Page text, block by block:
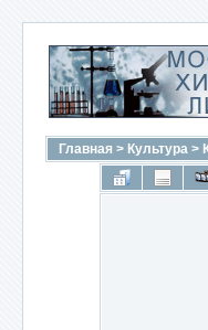
Главная > Культура >